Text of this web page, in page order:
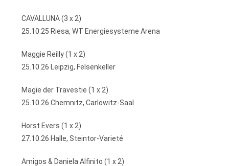
CAVALLUNA (3 x 2)
25.10.25 Riesa, WT Energiesysteme Arena
Maggie Reilly (1 x 2)
25.10.26 Leipzig, Felsenkeller
Magie der Travestie (1 x 2)
25.10.26 Chemnitz, Carlowitz-Saal
Horst Evers (1 x 2)
27.10.26 Halle, Steintor-Varieté
Amigos & Daniela Alfinito (1 x 2)